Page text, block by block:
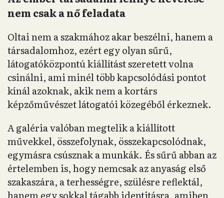
nem csak a nő feladata
Oltai nem a szakmához akar beszélni, hanem a
társadalomhoz, ezért egy olyan sűrű,
látogatóközpontú kiállítást szeretett volna
csinálni, ami minél több kapcsolódási pontot
kínál azoknak, akik nem a kortárs
képzőművészet látogatói közegéből érkeznek.
A galéria valóban megtelik a kiállított
művekkel, összefolynak, összekapcsolódnak,
egymásra csúsznak a munkák. És sűrű abban az
értelemben is, hogy nemcsak az anyaság első
szakaszára, a terhességre, szülésre reflektál,
hanem egy sokkal tágabb identitásra, amiben